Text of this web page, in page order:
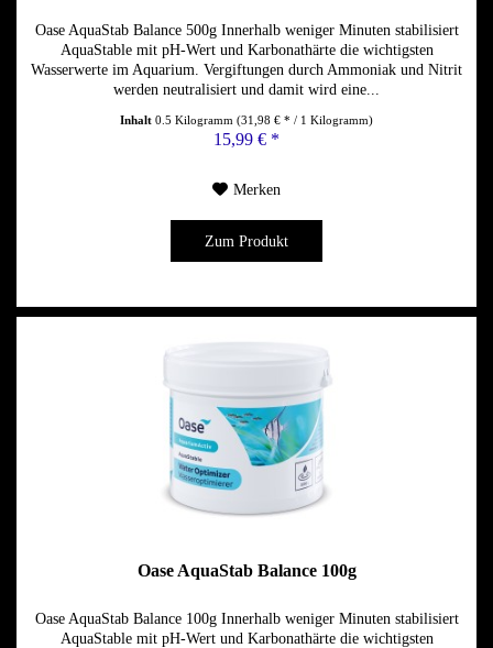
Oase AquaStab Balance 500g Innerhalb weniger Minuten stabilisiert
AquaStable mit pH-Wert und Karbonathärte die wichtigsten
Wasserwerte im Aquarium. Vergiftungen durch Ammoniak und Nitrit
werden neutralisiert und damit wird eine...
Inhalt0.5 Kilogramm(31,98 € * / 1 Kilogramm)
15,99 € *
Merken
Zum Produkt
Oase AquaStab Balance 100g
Oase AquaStab Balance 100g Innerhalb weniger Minuten stabilisiert
AquaStable mit pH-Wert und Karbonathärte die wichtigsten